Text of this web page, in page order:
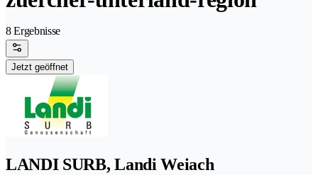
8 Ergebnisse
Jetzt geöffnet
LANDI SURB, Landi Weiach